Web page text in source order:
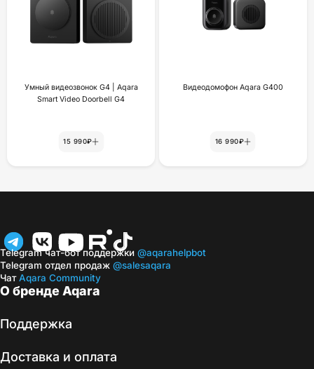
Умный видеозвонок G4 | Aqara
Smart Video Doorbell G4
15 990₽
Видеодомофон Aqara G400
16 990₽
О бренде Aqara
Поддержка
Доставка и оплата
Telegram чат-бот поддержки @aqarahelpbot
Telegram отдел продаж @salesaqara
ЧатAqara Community